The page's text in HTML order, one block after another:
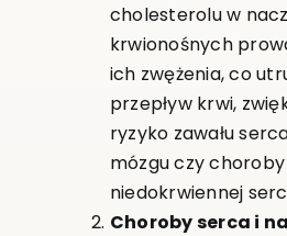
cholesterolu w
krwionośnych
ich zwężenia, co
przepływ krwi,
ryzyko zawału
mózgu czy choroby
niedokrwiennej
Choroby serca i